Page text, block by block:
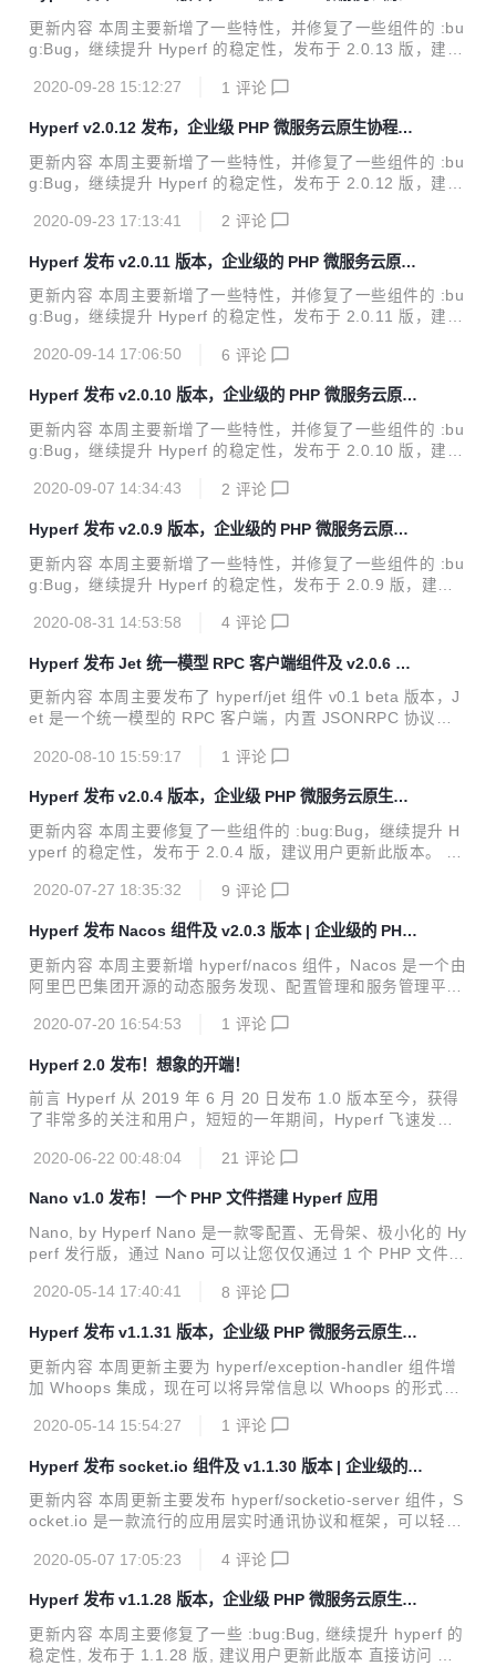
cout 自带了一个 Elasticsearch 驱动；而编写自定义驱动程序
很简单，你可以自由地使用自己的搜索实现来扩展 Scout。 R
esource & Resourc...
协程框架
更新内容 本周主要新增了一些特性，并修复了一些组件的 :bu
g:Bug，继续提升 Hyperf 的稳定性，发布于 2.0.13 版，建议
-o 直接访问 官网 hyperf.io 或 文档 hyperf.wiki 查看更新内容
回 JSON 格式化的数据时，自动添加异常的 Trace 信息。 #2
580 新增 grpc-client 组件的 metadata 支持。 修复 #2559
修复使用 socket-io 连接 sock...
2020-09-28 15:12:27 1 评论
Hyperf v2.0.12 发布，企业级 PHP 微服务云原生协程框
架
更新内容 本周主要新增了一些特性，并修复了一些组件的 :bu
g:Bug，继续提升 Hyperf 的稳定性，发布于 2.0.12 版，建议
-o 直接访问 官网 hyperf.io 或 文档 hyperf.wiki 查看更新内容
r::compileColumnListing 新增返回字段 column_type。 Fixe
d #2490 修复 hyperf/grpc-client 组件中，流式客户端无法正
常工作的问题。 ...
2020-09-23 17:13:41 2 评论
Hyperf 发布 v2.0.11 版本，企业级的 PHP 微服务云原生
协程框架
更新内容 本周主要新增了一些特性，并修复了一些组件的 :bu
g:Bug，继续提升 Hyperf 的稳定性，发布于 2.0.11 版，建议
-o 直接访问 官网 hyperf.io 或 文档 hyperf.wiki 查看更新内容
t::getRequest 用于获取 Psr7 规范的 Request。 #2459 为 h
yperf/async-queue 组件新增监听器 ReloadChannelListene
r 用于自动...
2020-09-14 17:06:50 6 评论
Hyperf 发布 v2.0.10 版本，企业级的 PHP 微服务云原生
协程框架
更新内容 本周主要新增了一些特性，并修复了一些组件的 :bu
g:Bug，继续提升 Hyperf 的稳定性，发布于 2.0.10 版，建议
-o 直接访问 官网 hyperf.io 或 文档 hyperf.wiki 查看更新内容
\Query\Builder::forPageBeforeId 方法。 #2420 #2426 为 h
yperf/command 组件新增默认选项 enable-event-dispatche
r...
2020-09-07 14:34:43 2 评论
Hyperf 发布 v2.0.9 版本，企业级的 PHP 微服务云原生
协程框架
更新内容 本周主要新增了一些特性，并修复了一些组件的 :bu
g:Bug，继续提升 Hyperf 的稳定性，发布于 2.0.9 版，建议
-o 直接访问 官网 hyperf.io 或 文档 hyperf.wiki 查看更新内容
f/nacos 组件增加 nacos.enable 配置，用于控制是否启用 Na
cos 服务。 #2331 hyperf/nacos 组件增加配置合并类型，默
认使用全量覆盖。 #2377 为 gRPC 客...
2020-08-31 14:53:58 4 评论
Hyperf 发布 Jet 统一模型 RPC 客户端组件及 v2.0.6 版
本
更新内容 本周主要发布了 hyperf/jet 组件 v0.1 beta 版本，J
et 是一个统一模型的 RPC 客户端，内置 JSONRPC 协议的
-FPM 和 Swoole 或 Hyperf。同时修复了一些其它组件的 :bu
用户更新此版本。 直接访问 官网 hyperf.io 或 文档 hyperf.wi
ki 查看更新内容 新增 #2125 新增 hyperf/jet 组件。 修复 #2
236 修复 Nacos 使用负载均衡器选择节点失败的 BU...
2020-08-10 15:59:17 1 评论
Hyperf 发布 v2.0.4 版本，企业级 PHP 微服务云原生协
程框架
更新内容 本周主要修复了一些组件的 :bug:Bug，继续提升 H
yperf 的稳定性，发布于 2.0.4 版，建议用户更新此版本。 直
#2144 数据库查询事件 Hyperf\Database\Events\QueryExe
outer\Handler 中，添加 $options 字段。 #2162 热更新组件
添加 Hyperf\Watcher\Driver\FindDriver。 #2169 Session
...
2020-07-27 18:35:32 9 评论
Hyperf 发布 Nacos 组件及 v2.0.3 版本 | 企业级的 PHP
微服务云原生协程框架
更新内容 本周主要新增 hyperf/nacos 组件，Nacos 是一个由
阿里巴巴集团开源的动态服务发现、配置管理和服务管理平
os 为 Hyperf 提供配置中心、服务发现与注册的功能支持，同
稳定性，发布于 2.0.3 版，建议用户更新此版本。 直接访问
官网 hyperf.io 或 文档 hyperf.wiki 查看更新内容 新增 #1554
新增 hyperf/nacos 组件； #2082 监听器 Hyperf\Signal\Han
2020-07-20 16:54:53 1 评论
Hyperf 2.0 发布！想象的开端！
前言 Hyperf 从 2019 年 6 月 20 日发布 1.0 版本至今，获得
了非常多的关注和用户，短短的一年期间，Hyperf 飞速发展
ars / Gitee 328 stars 113 名 contributors 1100+ Pull Requ
例，4412 个断言条件 这些数据是整个开源社区共同努力的结
果，感谢所有支持 Hyperf 的大神的厚爱，期待未来更多的支
持与合作。 Hyperf 2.0 在持续迭代的过程中，我们也产生了
一些新的思路，我...
2020-06-22 00:48:04 21 评论
Nano v1.0 发布！一个 PHP 文件搭建 Hyperf 应用
Nano, by Hyperf Nano 是一款零配置、无骨架、极小化的 Hy
perf 发行版，通过 Nano 可以让您仅仅通过 1 个 PHP 文件即
过一个论断：“框架不是用来组织代码的，是用来组织思路
非常擅长于自我声明，几乎不需要了解框架细节，只需要简单
读一读代码，就能知道代码的目的。通过极简的代码声明，完
成一个完整的 Hyperf 应用。 特性 无骨架 零配置 快速启动 闭
包风格 支持注解外的全部 Hyperf 功能 兼容全部 Hyperf 组件
Ph...
2020-05-14 17:40:41 8 评论
Hyperf 发布 v1.1.31 版本，企业级 PHP 微服务云原生协
程框架
更新内容 本周更新主要为 hyperf/exception-handler 组件增
加 Whoops 集成，现在可以将异常信息以 Whoops 的形式输
的稳定性，发布于 1.1.31 版，建议用户更新此版本。 直接访
723 异常处理器集成了 filp/whoops 。 #1730 为命令 gen:m
odel 可选项 --refresh-fillable 添加简写 -R。 修复 #1696 修
复方法 Context::copy 传入字段 ...
2020-05-14 15:54:27 1 评论
Hyperf 发布 socket.io 组件及 v1.1.30 版本 | 企业级的 P
HP 微服务云原生协程框架
更新内容 本周更新主要发布 hyperf/socketio-server 组件，S
ocket.io 是一款流行的应用层实时通讯协议和框架，可以轻松
ket.io 的 WebSocket 传输协议。另修复了一些 :bug:Bug, 继
版本。 直接访问 官网 hyperf.io 或 文档 hyperf.wiki 查看更新
内容 新增 #1616 新增 ORM 方法 morphWith 和 whereHas
Morph。 #1651 新增 socke...
2020-05-07 17:05:23 4 评论
Hyperf 发布 v1.1.28 版本，企业级 PHP 微服务云原生协
程框架
更新内容 本周主要修复了一些 :bug:Bug, 继续提升 hyperf 的
稳定性, 发布于 1.1.28 版, 建议用户更新此版本 直接访问 官